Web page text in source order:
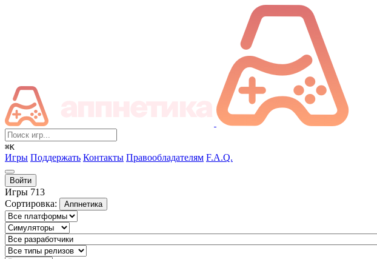
⌘K
Игры Поддержать Контакты Правообладателям F.A.Q.
Войти
Игры 713
Сортировка:
Аппнетика